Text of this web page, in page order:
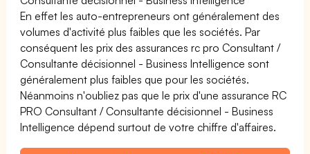
En effet les auto-entrepreneurs ont généralement des
volumes d'activité plus faibles que les sociétés. Par
conséquent les prix des assurances rc pro Consultant /
Consultante décisionnel - Business Intelligence sont
généralement plus faibles que pour les sociétés.
Néanmoins n'oubliez pas que le prix d'une assurance RC
PRO Consultant / Consultante décisionnel - Business
Intelligence dépend surtout de votre chiffre d'affaires.